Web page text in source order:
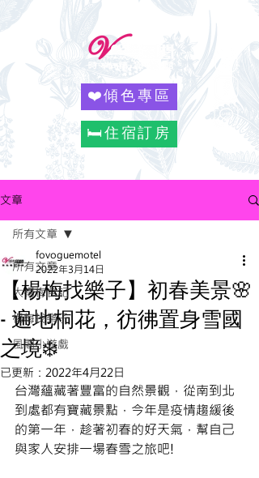
❤️傾色專區
🛏️住宿訂房
文章
所有文章
大楊梅食記
楊梅找樂子
風閣小遊戲
所有文章
【楊梅找樂子】初春美景🌸
- 遍地桐花，彷彿置身雪國
之境❄️
fovoguemotel
2022年3月14日
已更新： 2022年4月22日
台灣蘊藏著豐富的自然景觀，從南到北
到處都有寶藏景點，今年是疫情趨緩後
的第一年，趁著初春的好天氣，幫自己
與家人安排一場春雪之旅吧!